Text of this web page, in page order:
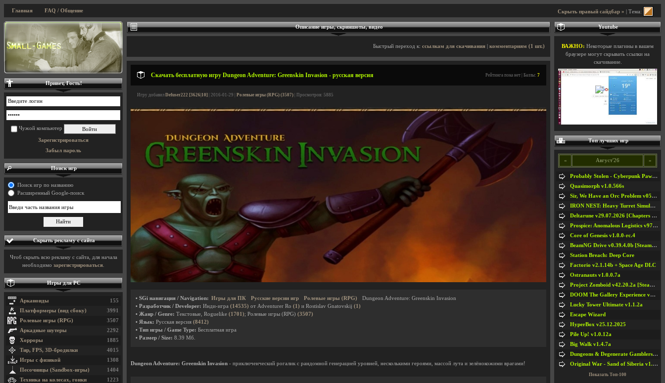
Скрыть правый сайдбар » | Тема:
Главная FAQ / Общение
Описание игры, скриншоты, видео
Быстрый переход к: ссылкам для скачивания комментариям (1 шт.)
Скачать бесплатную игру Dungeon Adventure: Greenskin Invasion - русская версия Рейтинга пока нет | Баллы: 7
Игру добавил Defuser222 [3626|10] | 2016-01-29 | Ролевые игры (RPG) (3507) | Просмотров: 5885
• SGi навигация / Navigation: Игры для ПК Русские версии игр Ролевые игры (RPG)
Dungeon Adventure: Greenskin Invasion
• Разработчик / Developer: Инди-игра (14535) от Adventurer Ro (1) и Rostislav Gnatovskij (1)
• Жанр / Genre: Текстовые, Roguelike (1701); Ролевые игры (RPG) (3507)
• Язык: Русская версия (8412)
• Тип игры / Game Type: Бесплатная игра
• Размер / Size: 8.39 Мб.
Dungeon Adventure: Greenskin Invasion - приключенческий рогалик с рандомной генерацией уровней, несколькими героями, массой лута и зелёнокожими врагами!
Привет, Гость!
Чужой компьютер
Зарегистрироваться
Забыл пароль
Поиск игр
Поиск игр по названию
Расширенный Google-поиск
Скрыть рекламу с сайта
Чтоб скрыть всю рекламу с сайта, для начала
необходимо зарегистрироваться
Игры для PC
155
Арканоиды
3991
Платформеры (вид сбоку)
3507
Ролевые игры (RPG)
2292
Аркадные шутеры
1885
Хорроры
4015
Тир, FPS, 3D-бродилки
1308
Игры с физикой
1404
Песочницы (Sandbox-игры)
1223
Техника на колесах, гонки
Youtube
ВАЖНО: Некоторые плагины в вашем
браузере могут скрывать ссылки на
скачивание.
Топ лучших игр
« Август'26 »
Probably Stolen - Cyberpunk Pawnshop Simulator v048c [Playtest]
Quasimorph v1.0.566s
Sir, We Have an Orc Problem v05.08.2026
IRON NEST: Heavy Turret Simulator v1.0a
Deltarune v29.07.2026 [Chapters 1-5] / + RUS [Chapters 1-5]
Prospice: Anomalous Logistics v97 [Playtest]
Core of Genesis v1.0.0-rc.4
BeamNG Drive v0.39.4.0b [Steam Early Access]
Station Breach: Deep Core
Factorio v2.1.14b + Space Age DLC
Ostranauts v1.0.0.7a
Project Zomboid v42.20.2a [Steam Early Access]
DOOM The Gallery Experience v1.4.2
Lucky Tower Ultimate v1.1.2a
Escape Wizard
HyperBox v25.12.2025
Pile Up! v1.0.12a
Big Walk v1.4.7a
Dungeons & Degenerate Gamblers v2.0.2a
Original War - Sand of Siberia v1.6.30
Показать Топ-100